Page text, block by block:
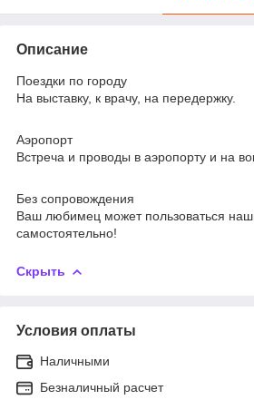
Описание
Поездки по городу
На выставку, к врачу, на передержку.
Аэропорт
Встреча и проводы в аэропорту и на
Без сопровождения
Ваш любимец может пользоваться
самостоятельно!
Скрыть
Условия оплаты
Наличными
Безналичный расчет